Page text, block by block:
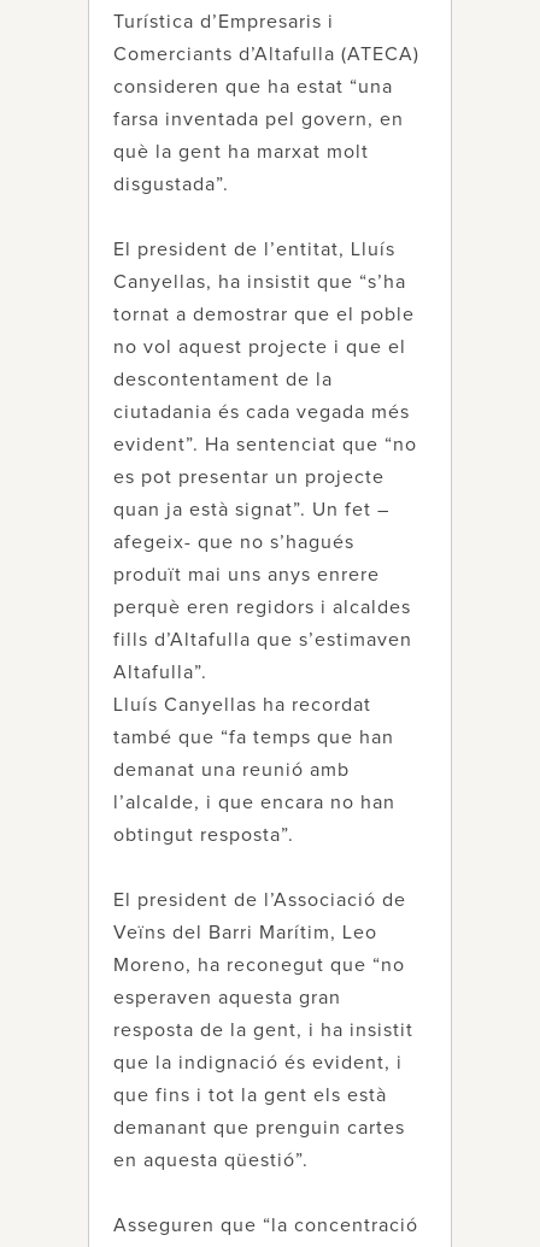
Turística d’Empresaris i
Comerciants d’Altafulla (ATECA)
consideren que ha estat “una
farsa inventada pel govern, en
què la gent ha marxat molt
disgustada”.
El president de l’entitat, Lluís
Canyellas, ha insistit que “s’ha
tornat a demostrar que el poble
no vol aquest projecte i que el
descontentament de la
ciutadania és cada vegada més
evident”. Ha sentenciat que “no
es pot presentar un projecte
quan ja està signat”. Un fet –
afegeix- que no s’hagués
produït mai uns anys enrere
perquè eren regidors i alcaldes
fills d’Altafulla que s’estimaven
Altafulla”.
Lluís Canyellas ha recordat
també que “fa temps que han
demanat una reunió amb
l’alcalde, i que encara no han
obtingut resposta”.
El president de l’Associació de
Veïns del Barri Marítim, Leo
Moreno, ha reconegut que “no
esperaven aquesta gran
resposta de la gent, i ha insistit
que la indignació és evident, i
que fins i tot la gent els està
demanant que prenguin cartes
en aquesta qüestió”.
Asseguren que “la concentració